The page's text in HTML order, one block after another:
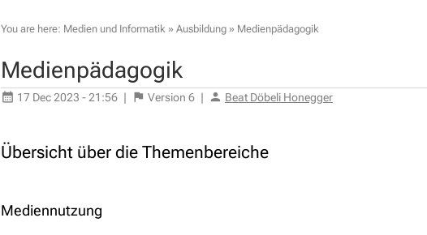
You are here: Medien und Informatik » Ausbildung » Medienpädagogik
Medienpädagogik
17 Dec 2023 - 21:56 | Version 6 | Beat Döbeli Honegger
Übersicht über die Themenbereiche
Mediennutzung